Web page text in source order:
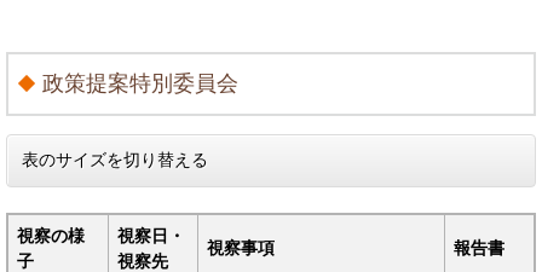
政策提案特別委員会
表のサイズを切り替える
視察の様
子
視察日・
視察先
視察事項 報告書